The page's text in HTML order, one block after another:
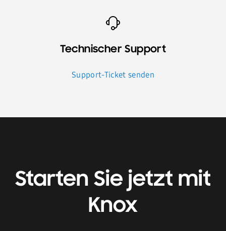
Technischer Support
Support-Ticket senden
Starten Sie jetzt mit
Knox